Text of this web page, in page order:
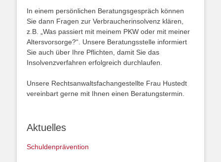
In einem persönlichen Beratungsgespräch können
Sie dann Fragen zur Verbraucherinsolvenz klären,
z.B. „Was passiert mit meinem PKW oder mit meiner
Altersvorsorge?“. Unsere Beratungsstelle informiert
Sie auch über Ihre Pflichten, damit Sie das
Insolvenzverfahren erfolgreich durchlaufen.
Unsere Rechtsanwaltsfachangestellte Frau Hustedt
vereinbart gerne mit Ihnen einen Beratungstermin.
Aktuelles
Schuldenprävention